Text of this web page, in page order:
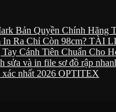
Bản Quyền Chính Hãng
Ra Chỉ Còn 98cm? TÀI
Cánh Tiên Chuẩn Cho
sửa và in file sơ đồ rập
nhất 2026 OPTITEX